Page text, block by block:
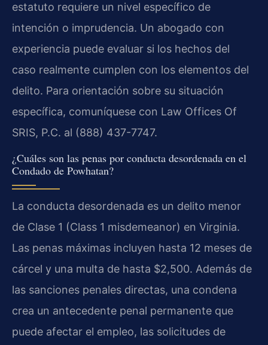
estatuto requiere un nivel específico de
intención o imprudencia. Un abogado con
experiencia puede evaluar si los hechos del
caso realmente cumplen con los elementos del
delito. Para orientación sobre su situación
específica, comuníquese con Law Offices Of
SRIS, P.C. al (888) 437-7747.
¿Cuáles son las penas por conducta desordenada en el
Condado de Powhatan?
La conducta desordenada es un delito menor
de Clase 1 (Class 1 misdemeanor) en Virginia.
Las penas máximas incluyen hasta 12 meses de
cárcel y una multa de hasta $2,500. Además de
las sanciones penales directas, una condena
crea un antecedente penal permanente que
puede afectar el empleo, las solicitudes de